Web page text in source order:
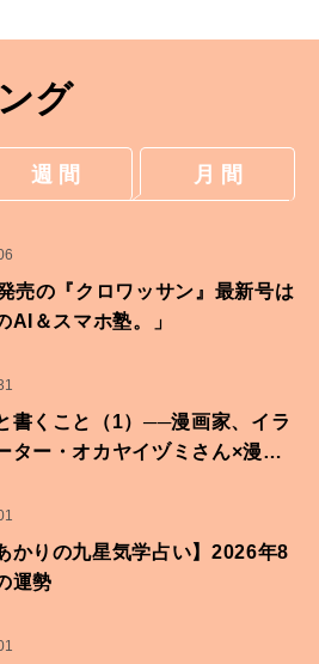
グ
週 間 月 間
売の『クロワッサン』最新号は
AI＆スマホ塾。」
書くこと（1）──漫画家、イラ
ター・オカヤイヅミさん×漫画
かりの九星気学占い】2026年8
運勢